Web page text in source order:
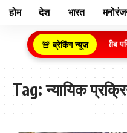
होम देश भारत
🚨 ब्रेकिंग न्यूज़
ग्रामीण क्षेत्र के गरीब
Tag:न्यायिक